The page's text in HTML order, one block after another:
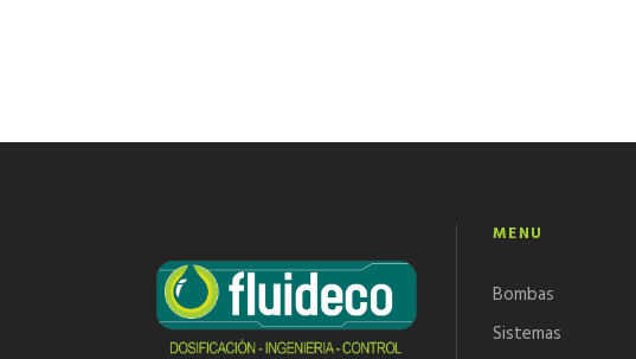
MENU
Bombas
Sistemas